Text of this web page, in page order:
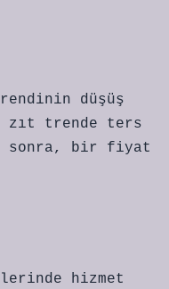
düşüş
zıt trende ters
sonra, bir fiyat
hizmet